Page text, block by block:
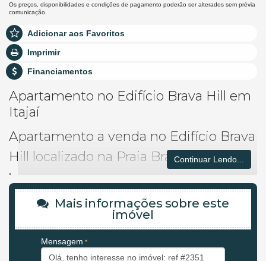
Os preços, disponibilidades e condições de pagamento poderão ser alterados sem prévia
comunicação.
Adicionar aos Favoritos
Imprimir
Financiamentos
Apartamento no Edifício Brava Hill em
Itajaí
Apartamento a venda no Edifício Brava
Hill localizado na Praia Brava em Itajaí.
Imóvel disponível para visitação.
Agende uma visita agora mesmo e venha conhecer este lindo
Características do Imóvel:
Continuar Lendo...
Mais informações sobre este
imóvel
Mensagem